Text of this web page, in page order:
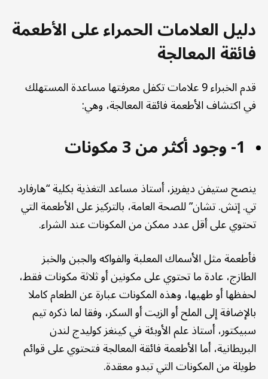
دليل العلامات الحمراء على الأطعمة
فائقة المعالجة
قدم الخبراء 9 علامات تكفل معرفتها مساعدة المستهلك
في اكتشاف الأطعمة فائقة المعالجة، وهي:
1- وجود أكثر من 3 مكونات
ينصح ستيفن ديفريز، أستاذ مساعد التغذية بكلية “هارفارد
تي. إتش. تشان” للصحة العامة، بالتركيز على الأطعمة التي
تحتوي على أقل عدد ممكن من المكونات عند الشراء.
فأطعمة مثل الأسماك المعلبة والفواكه والجبن والخبز
الطازج، عادة ما تحتوي على مكونين أو ثلاثة مكونات فقط،
لحفظها أو طهيها، وهذه المكونات عبارة عن الطعام كاملا
بالإضافة إلى الملح أو الزيت أو السكر، وفقا لما ذكره تيم
سبيكتور، أستاذ علم الأوبئة في كينغز كوليدج لندن
البريطانية، أما الأطعمة فائقة المعالجة فتحتوي على قوائم
طويلة من المكونات التي تبدو معقدة.